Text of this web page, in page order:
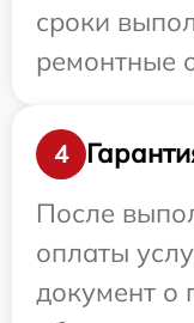
сроки
ремонтные
4
После
оплаты
документ о